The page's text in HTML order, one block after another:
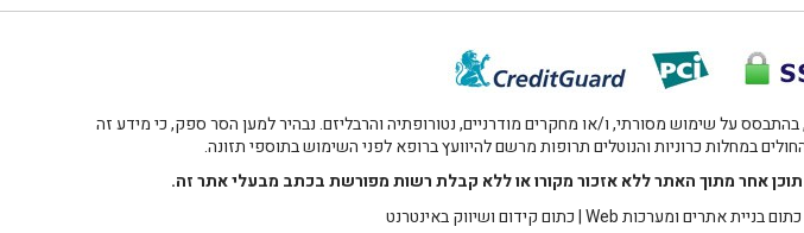
על שימוש מסורתי, ו/או מחקרים מודרניים, נטורופתיה והרבליזם. נבהיר למען הסר ספק, כי מידע זה
במחלות כרוניות והנוטלים תרופות מרשם להיוועץ ברופא לפני השימוש בתוספי תזונה.
אחר מתוך האתר ללא אזכור מקורו או ללא קבלת רשות מפורשת בכתב מבעלי אתר זה.
כתום בניית אתרים ומערכות Web |כתום קידום ושיווק באינטרנט